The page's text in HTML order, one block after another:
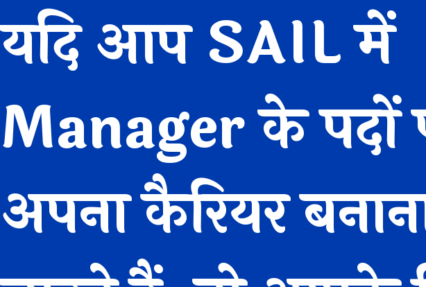
यदि आप SAIL में
Manager के पदों
अपना कैरियर